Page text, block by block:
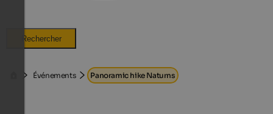
Rechercher
Événements Panoramic hike Naturns